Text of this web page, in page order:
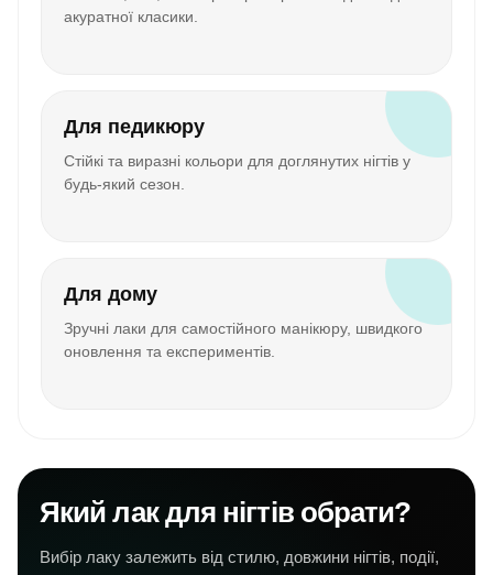
акуратної класики.
Для педикюру
Стійкі та виразні кольори для доглянутих нігтів у
будь-який сезон.
Для дому
Зручні лаки для самостійного манікюру, швидкого
оновлення та експериментів.
Який лак для нігтів обрати?
Вибір лаку залежить від стилю, довжини нігтів, події,